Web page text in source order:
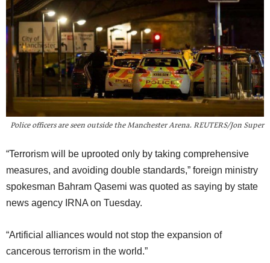
Police officers are seen outside the Manchester Arena. REUTERS/Jon Super
“Terrorism will be uprooted only by taking comprehensive
measures, and avoiding double standards,” foreign ministry
spokesman Bahram Qasemi was quoted as saying by state
news agency IRNA on Tuesday.
“Artificial alliances would not stop the expansion of
cancerous terrorism in the world.”